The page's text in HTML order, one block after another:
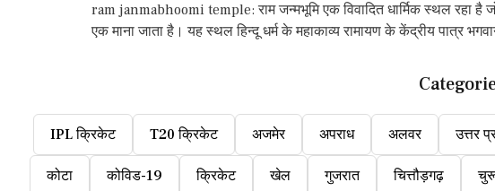
ram janmabhoomi temple: राम जन्मभूमि एक विवादित धार्मिक स्थल रहा
एक माना जाता है। यह स्थल हिन्दू धर्म के महाकाव्य रामायण के केंद्रीय पात्र
IPL क्रिकेट T20 क्रिकेट अजमेर अपराध अलवर उत्तर
कोटा कोविड-19 क्रिकेट खेल गुजरात चित्तौड़गढ़